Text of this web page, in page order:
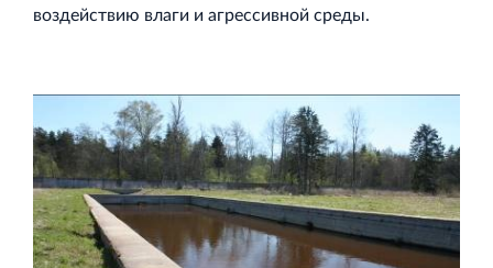
воздействию влаги и агрессивной среды.